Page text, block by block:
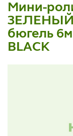
Мини-
ЗЕЛЕНЫЙ
бюгель
BLACK